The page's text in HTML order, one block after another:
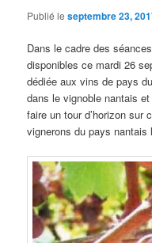
Publié leseptembre 23,
Dans le cadre des
disponibles ce mardi 26
dédiée aux vins de pays
dans le vignoble nantais
faire un tour d’horizon sur
vignerons du pays nantais